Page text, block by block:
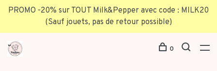
PROMO -20% sur TOUT Milk&Pepper avec code : MILK20
(Sauf jouets, pas de retour possible)
0